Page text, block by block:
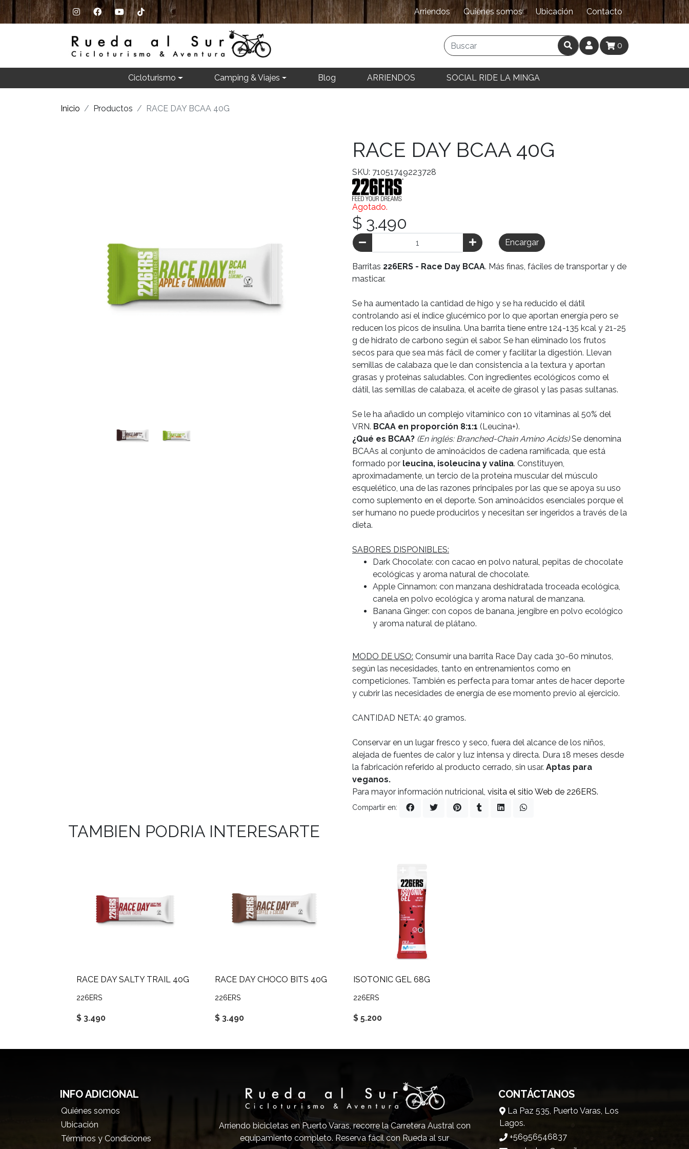
Arriendos Quiénes somos Ubicación Contacto
0
Cicloturismo Camping & Viajes Blog ARRIENDOS SOCIAL RIDE LA MINGA
Inicio Productos RACE DAY BCAA 40G
RACE DAY BCAA 40G
SKU: 71051749223728
Agotado.
$ 3.490
Encargar
Barritas 226ERS - Race Day BCAA. Más finas, fáciles de transportar y de
masticar.
Se ha aumentado la cantidad de higo y se ha reducido el dátil
controlando así el índice glucémico por lo que aportan energía pero se
reducen los picos de insulina. Una barrita tiene entre 124-135 kcal y 21-25
g de hidrato de carbono según el sabor. Se han eliminado los frutos
secos para que sea más fácil de comer y facilitar la digestión. Llevan
semillas de calabaza que le dan consistencia a la textura y aportan
grasas y proteínas saludables. Con ingredientes ecológicos como el
dátil, las semillas de calabaza, el aceite de girasol y las pasas sultanas.
Se le ha añadido un complejo vitamínico con 10 vitaminas al 50% del
VRN. BCAA en proporción 8:1:1 (Leucina+).
¿Qué es BCAA? (En inglés: Branched-Chain Amino Acids)Se denomina
BCAAs al conjunto de aminoácidos de cadena ramificada, que está
formado por leucina, isoleucina y valina. Constituyen,
aproximadamente, un tercio de la proteína muscular del músculo
esquelético, una de las razones principales por las que se apoya su uso
como suplemento en el deporte. Son aminoácidos esenciales porque el
ser humano no puede producirlos y necesitan ser ingeridos a través de la
dieta.
SABORES DISPONIBLES:
Dark Chocolate: con cacao en polvo natural, pepitas de chocolate
ecológicas y aroma natural de chocolate.
Apple Cinnamon: con manzana deshidratada troceada ecológica,
canela en polvo ecológica y aroma natural de manzana.
Banana Ginger: con copos de banana, jengibre en polvo ecológico
y aroma natural de plátano.
MODO DE USO: Consumir una barrita Race Day cada 30-60 minutos,
según las necesidades, tanto en entrenamientos como en
competiciones. También es perfecta para tomar antes de hacer deporte
y cubrir las necesidades de energía de ese momento previo al ejercicio.
CANTIDAD NETA: 40 gramos.
Conservar en un lugar fresco y seco, fuera del alcance de los niños,
alejada de fuentes de calor y luz intensa y directa. Dura 18 meses desde
la fabricación referido al producto cerrado, sin usar. Aptas para
veganos.
Para mayor información nutricional, visita el sitio Web de 226ERS.
Compartir en:
TAMBIEN PODRIA INTERESARTE
RACE DAY SALTY TRAIL 40G
226ERS
$ 3.490
RACE DAY CHOCO BITS 40G
226ERS
$ 3.490
ISOTONIC GEL 68G
226ERS
$ 5.200
INFO ADICIONAL
Quiénes somos
Ubicación
Términos y Condiciones
Arriendo bicicletas en Puerto Varas, recorre la Carretera Austral con
equipamiento completo. Reserva fácil con Rueda al sur
CONTÁCTANOS
La Paz 535, Puerto Varas, Los
Lagos.
+56956546837